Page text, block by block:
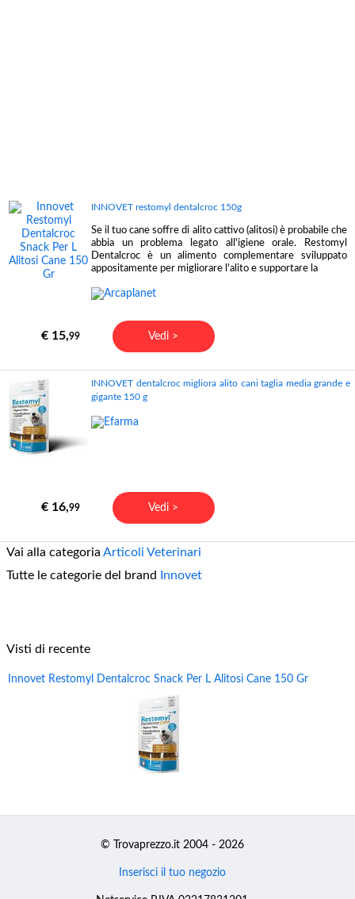
INNOVET restomyl dentalcroc 150g
Se il tuo cane soffre di alito cattivo (alitosi) è probabile che
abbia un problema legato all'igiene orale. Restomyl
Dentalcroc è un alimento complementare sviluppato
appositamente per migliorare l'alito e supportare la
€ 15,99 Vedi >
INNOVET dentalcroc migliora alito cani taglia media grande e
gigante 150 g
€ 16,99 Vedi >
Vai alla categoria Articoli Veterinari
Tutte le categorie del brand
Innovet
Visti di recente
Innovet Restomyl Dentalcroc Snack Per L Alitosi Cane 150 Gr
© Trovaprezzo.it 2004 - 2026
Inserisci il tuo negozio